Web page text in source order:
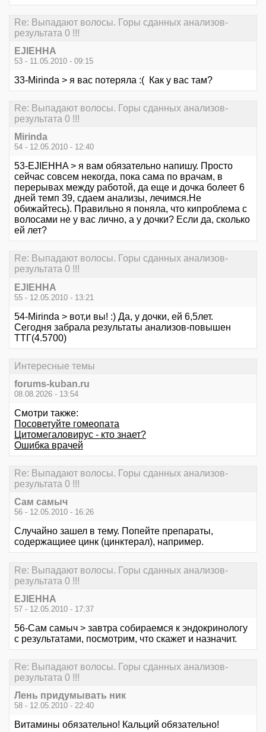
Re: Выпадают волосы. Горы сданных анализов-
результата 0 !!!
EJIEHHA
53 - 11.05.2010 - 09:15
33-Mirinda > я вас потеряла :( Как у вас там?
Re: Выпадают волосы. Горы сданных анализов-
результата 0 !!!
Mirinda
54 - 12.05.2010 - 12:40
53-EJIEHHA > я вам обязательно напишу. Просто
сейчас совсем некогда, пока сама по врачам, в
перерывах между работой, да еще и дочка болеет 6
дней темп 39, сдаем анализы, лечимся.Не
обижайтесь). Правильно я поняла, что кипроблема с
волосами не у вас лично, а у дочки? Если да, сколько
ей лет?
Re: Выпадают волосы. Горы сданных анализов-
результата 0 !!!
EJIEHHA
55 - 12.05.2010 - 13:21
54-Mirinda > вот,и вы! :) Да, у дочки, ей 6,5лет.
Сегодня забрала результаты анализов-повышен
ТТГ(4.5700)
Интересные темы
forums-kuban.ru
08.08.2026 - 13:54
Смотри также:
Посоветуйте гомеопата
Цитомегаловирус - кто знает?
Ошибка врачей
Re: Выпадают волосы. Горы сданных анализов-
результата 0 !!!
Сам самыч
56 - 12.05.2010 - 16:26
Случайно зашел в тему. Попейте препараты,
содержащиее цинк (цинктерал), например.
Re: Выпадают волосы. Горы сданных анализов-
результата 0 !!!
EJIEHHA
57 - 12.05.2010 - 17:37
56-Сам самыч > завтра собираемся к эндокринологу
с результатами, посмотрим, что скажет и назначит.
Re: Выпадают волосы. Горы сданных анализов-
результата 0 !!!
Лень придумывать ник
58 - 12.05.2010 - 22:40
Витамины обязательно! Кальций обязательно!